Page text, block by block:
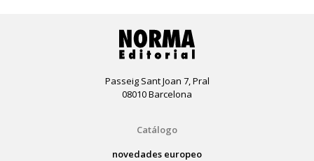
Passeig Sant Joan 7, Pral
08010 Barcelona
Catálogo
novedades europeo